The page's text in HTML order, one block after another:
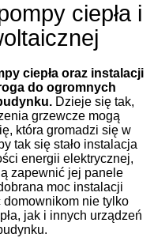
ciepła i
ciepła oraz instalacji
do ogromnych
Dzieje się tak,
grzewcze mogą
która gromadzi się w
tak się stało instalacja
energii elektrycznej,
zapewnić jej panele
moc instalacji
nie tylko
jak i innych urządzeń